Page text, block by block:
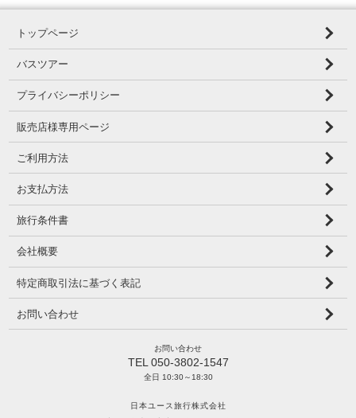
トップページ
バスツアー
プライバシーポリシー
販売店様専用ページ
ご利用方法
お支払方法
旅行条件書
会社概要
特定商取引法に基づく表記
お問い合わせ
お問い合わせ
TEL 050-3802-1547
全日 10:30～18:30
日本ユース旅行株式会社